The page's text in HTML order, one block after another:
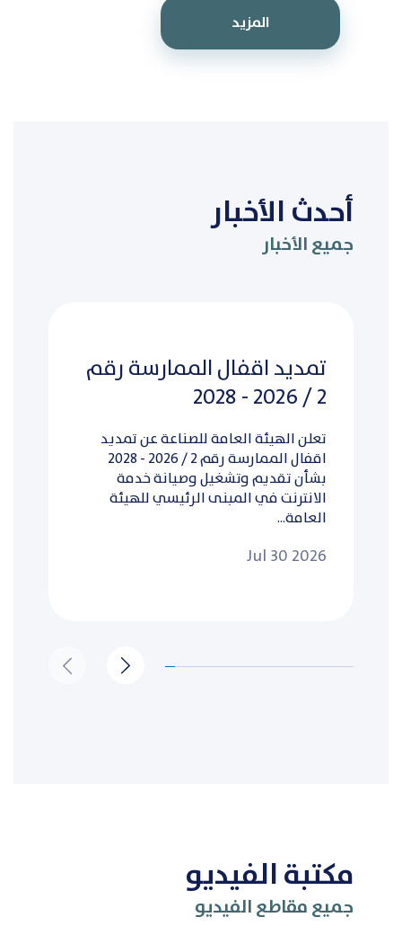
المزيد
أحدث الأخبار
جميع الأخبار
تمديد اقفال الممارسة رقم
2 / 2026 - 2028
تعلن الهيئة العامة للصناعة عن تمديد
اقفال الممارسة رقم 2 / 2026 - 2028
بشأن تقديم وتشغيل وصيانة خدمة
الانترنت في المبنى الرئيسي للهيئة
العامة...
Jul 30 2026
مكتبة الفيديو
جميع مقاطع الفيديو